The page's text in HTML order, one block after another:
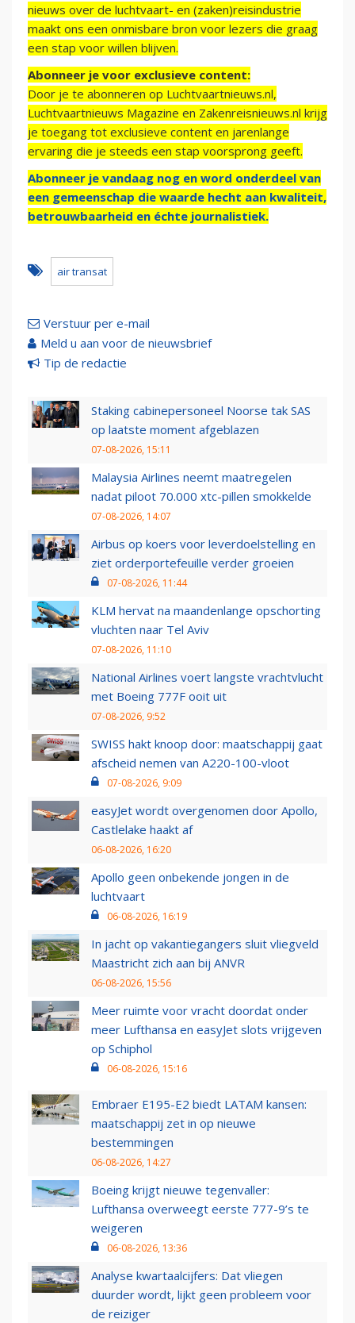
nieuws over de luchtvaart- en (zaken)reisindustrie
maakt ons een onmisbare bron voor lezers die graag
een stap voor willen blijven.
Abonneer je voor exclusieve content:
Door je te abonneren op Luchtvaartnieuws.nl,
Luchtvaartnieuws Magazine en Zakenreisnieuws.nl krijg
je toegang tot exclusieve content en jarenlange
ervaring die je steeds een stap voorsprong geeft.
Abonneer je vandaag nog en word onderdeel van
een gemeenschap die waarde hecht aan kwaliteit,
betrouwbaarheid en échte journalistiek.
air transat
Verstuur per e-mail
Meld u aan voor de nieuwsbrief
Tip de redactie
Staking cabinepersoneel Noorse tak SAS
op laatste moment afgeblazen
07-08-2026, 15:11
Malaysia Airlines neemt maatregelen
nadat piloot 70.000 xtc-pillen smokkelde
07-08-2026, 14:07
Airbus op koers voor leverdoelstelling en
ziet orderportefeuille verder groeien
07-08-2026, 11:44
KLM hervat na maandenlange opschorting
vluchten naar Tel Aviv
07-08-2026, 11:10
National Airlines voert langste vrachtvlucht
met Boeing 777F ooit uit
07-08-2026, 9:52
SWISS hakt knoop door: maatschappij gaat
afscheid nemen van A220-100-vloot
07-08-2026, 9:09
easyJet wordt overgenomen door Apollo,
Castlelake haakt af
06-08-2026, 16:20
Apollo geen onbekende jongen in de
luchtvaart
06-08-2026, 16:19
In jacht op vakantiegangers sluit vliegveld
Maastricht zich aan bij ANVR
06-08-2026, 15:56
Meer ruimte voor vracht doordat onder
meer Lufthansa en easyJet slots vrijgeven
op Schiphol
06-08-2026, 15:16
Embraer E195-E2 biedt LATAM kansen:
maatschappij zet in op nieuwe
bestemmingen
06-08-2026, 14:27
Boeing krijgt nieuwe tegenvaller:
Lufthansa overweegt eerste 777-9’s te
weigeren
06-08-2026, 13:36
Analyse kwartaalcijfers: Dat vliegen
duurder wordt, lijkt geen probleem voor
de reiziger